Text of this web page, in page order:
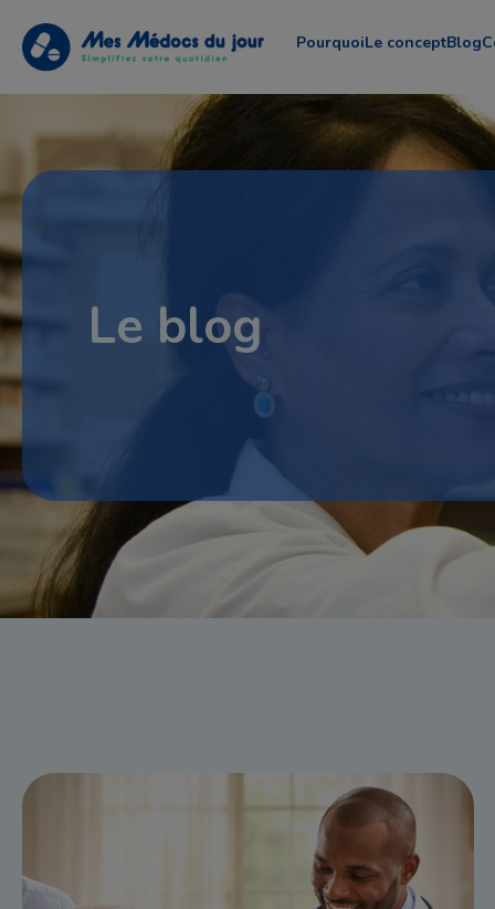
PourquoiLe conceptBlog
Le blog